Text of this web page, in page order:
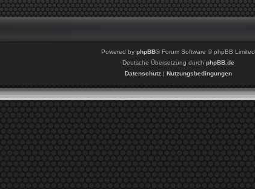
Powered by phpBB® Forum Software © phpBB Limited
Deutsche Übersetzung durch phpBB.de
Datenschutz| Nutzungsbedingungen